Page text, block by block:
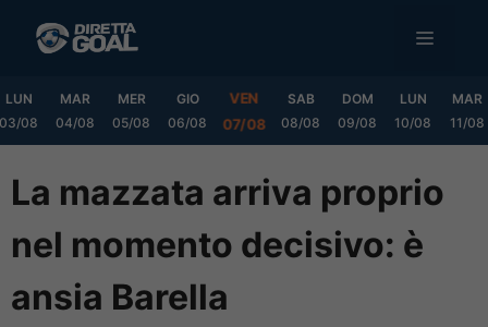
MENU
LUN
03/08
MAR
04/08
MER
05/08
GIO
06/08
VEN
07/08
SAB
08/08
DOM
09/08
LUN
10/08
MAR
11/08
La mazzata arriva proprio
nel momento decisivo: è
ansia Barella